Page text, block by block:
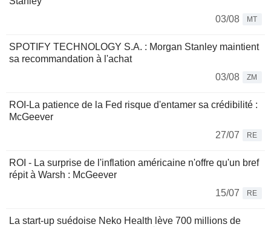
03/08
MT
SPOTIFY TECHNOLOGY S.A. : Morgan Stanley maintient
sa recommandation à l'achat
03/08
ZM
ROI-La patience de la Fed risque d'entamer sa crédibilité :
McGeever
27/07
RE
ROI - La surprise de l'inflation américaine n'offre qu'un bref
répit à Warsh : McGeever
15/07
RE
La start-up suédoise Neko Health lève 700 millions de